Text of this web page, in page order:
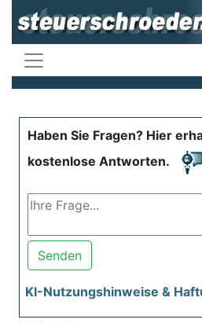
Haben Sie Fragen? Hier
kostenlose Antworten.
Senden
KI-Nutzungshinweise &